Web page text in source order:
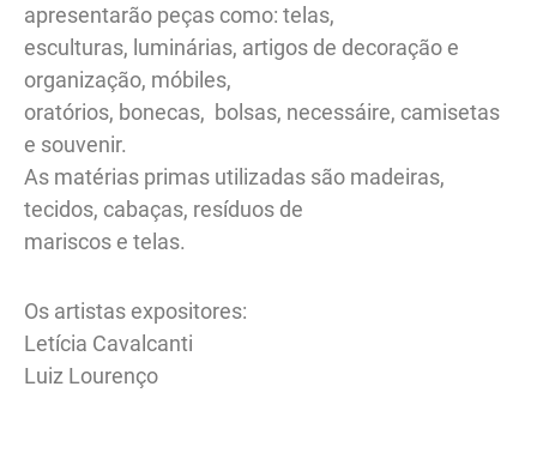
apresentarão peças como: telas,
esculturas, luminárias, artigos de decoração e
organização, móbiles,
oratórios, bonecas, bolsas, necessáire, camisetas
e souvenir.
As matérias primas utilizadas são madeiras,
tecidos, cabaças, resíduos de
mariscos e telas.
Os artistas expositores:
Letícia Cavalcanti
Luiz Lourenço